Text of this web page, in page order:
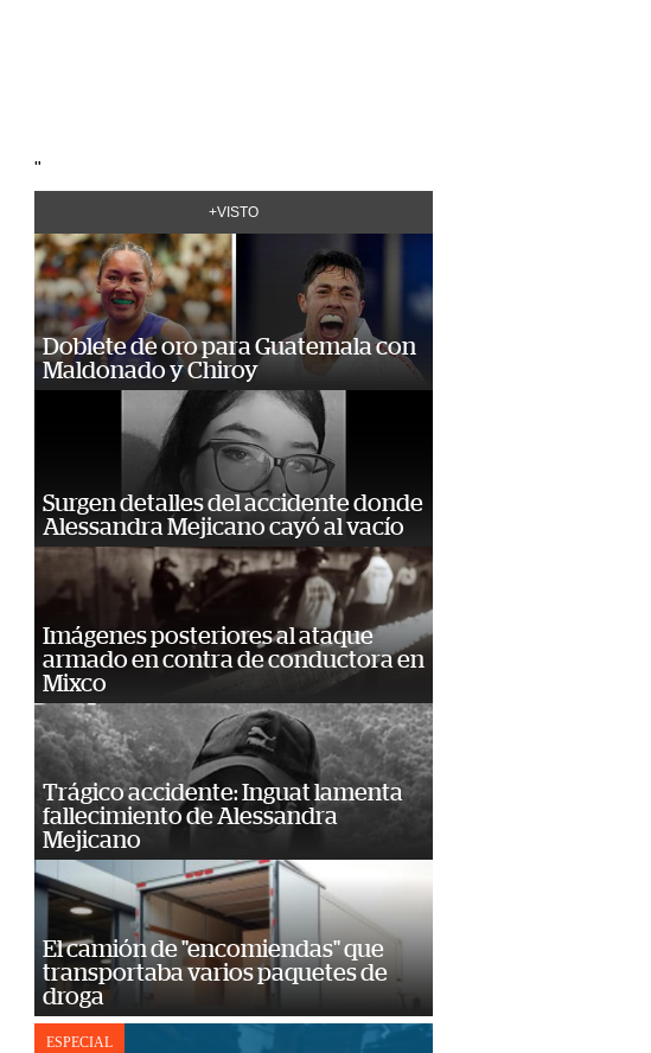
"
+VISTO
Doblete de oro para Guatemala con
Maldonado y Chiroy
Surgen detalles del accidente donde
Alessandra Mejicano cayó al vacío
Imágenes posteriores al ataque
armado en contra de conductora en
Mixco
Trágico accidente: Inguat lamenta
fallecimiento de Alessandra
Mejicano
El camión de "encomiendas" que
transportaba varios paquetes de
droga
ESPECIAL